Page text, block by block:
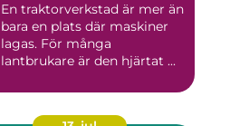
En traktorverkstad är mer än
bara en plats där maskiner
lagas. För många
lantbrukare är den hjärtat ...